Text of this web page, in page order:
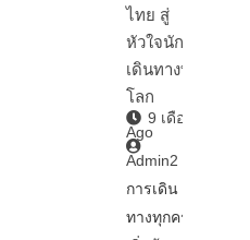
ไทย สู่
หัวใจนัก
เดินทางทั่ว
โลก
9 เดือน
Ago
Admin2
การเดิน
ทางทุกครั้ง